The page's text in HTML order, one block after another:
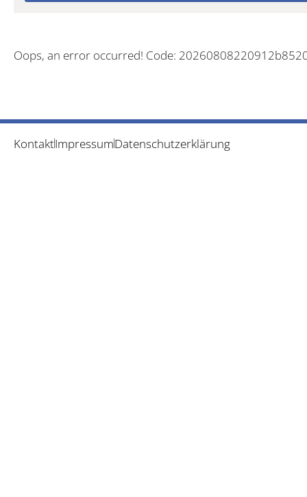
Oops, an error occurred! Code:
KontaktImpressumDatenschutzerklärung